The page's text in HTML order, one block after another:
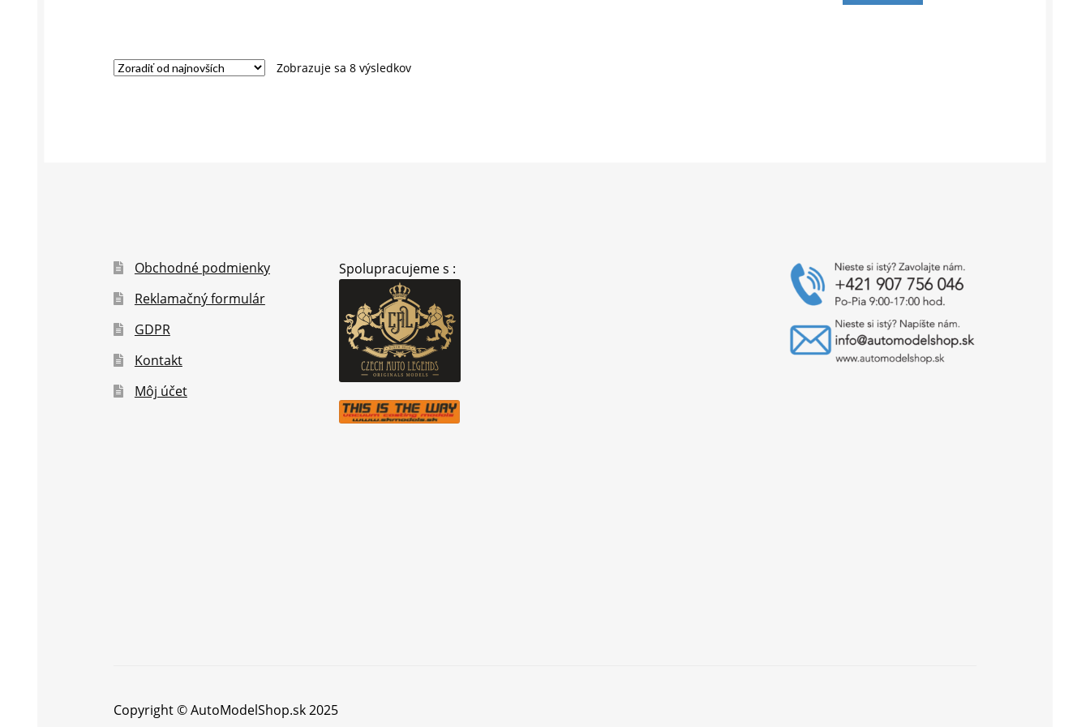
Zobrazuje sa 8 výsledkovZoradené
Obchodné podmienky
Reklamačný formulár
GDPR
Kontakt
Môj účet
Spolupracujeme s :
Copyright © AutoModelShop.sk 2025